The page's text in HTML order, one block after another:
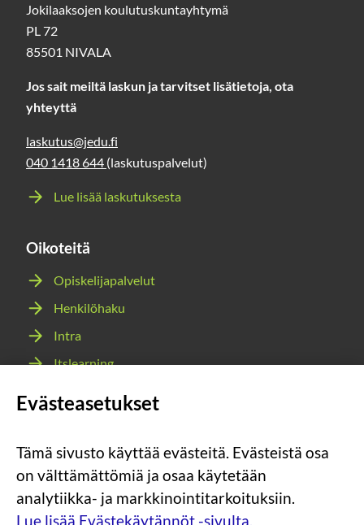
Jokilaaksojen koulutuskuntayhtymä
PL 72
85501 NIVALA
Jos sait meiltä laskun ja tarvitset lisätietoja, ota
yhteyttä
laskutus@jedu.fi
040 1418 644 (laskutuspalvelut)
Lue lisää laskutuksesta
Oikoteitä
Opiskelijapalvelut
Henkilöhaku
Intra
Itslearning
Sosiaalinen
media:
instagram
Sosiaalinen
media:
facebook
Sosiaalinen
media:
youtube
Sosiaalinen
media:
snapchat
Evästeasetukset
Tämä sivusto käyttää evästeitä. Evästeistä osa
on välttämättömiä ja osaa käytetään
analytiikka- ja markkinointitarkoituksiin.
Lue lisää Evästekäytännöt -sivulta.